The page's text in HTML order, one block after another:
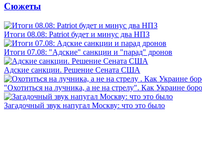
Сюжеты
Итоги 08.08: Patriot будет и минус два НПЗ
Итоги 07.08: "Адские" санкции и "парад" дронов
Адские санкции. Решение Сената США
"Охотиться на лучника, а не на стрелу". Как Украине
Загадочный звук напугал Москву: что это было